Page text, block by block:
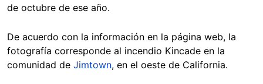
de octubre de ese año.
De acuerdo con la información en la página web, la
fotografía corresponde al incendio Kincade en la
comunidad de Jimtown, en el oeste de California.